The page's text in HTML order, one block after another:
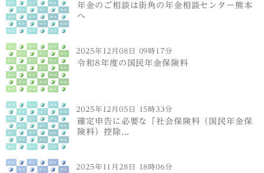
年金のご相談は街角の年金相談センター熊本
へ
2025年12月08日 09時17分
令和8年度の国民年金保険料
2025年12月05日 15時33分
確定申告に必要な「社会保険料（国民年金保
険料）控除...
2025年11月28日 18時06分